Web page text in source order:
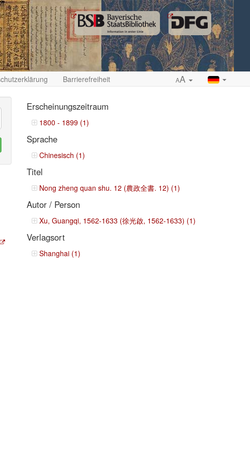
Barrierefreiheit AA
Dropdown
Erscheinungszeitraum
1800 - 1899 (1)
Sprache
Chinesisch (1)
Titel
Nong zheng quan shu. 12 (農政全書. 12) (1)
Autor / Person
Xu, Guangqi, 1562-1633 (徐光啟, 1562-1633) (1)
Verlagsort
Shanghai (1)